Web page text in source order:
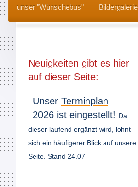
unser "Wünschebus" Bildergalerie
Neuigkeiten gibt es hier
auf dieser Seite:
Unser Terminplan
2026 ist eingestellt! Da
dieser laufend ergänzt wird, lohnt
sich ein häufigerer Blick auf unsere
Seite. Stand 24.07.